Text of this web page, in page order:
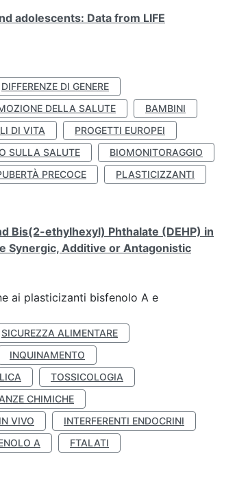
adolescents: Data from LIFE
DIFFERENZE DI GENERE
DELLA SALUTE
BAMBINI
DI VITA
PROGETTI EUROPEI
SULLA SALUTE
BIOMONITORAGGIO
PRECOCE
PLASTICIZZANTI
Bis(2-ethylhexyl) Phthalate (DEHP) in
Synergic, Additive or Antagonistic
ai plasticizanti bisfenolo A e
SICUREZZA ALIMENTARE
INQUINAMENTO
TOSSICOLOGIA
CHIMICHE
VIVO
INTERFERENTI ENDOCRINI
A
FTALATI